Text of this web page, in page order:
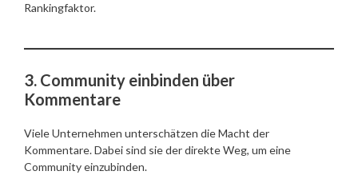
Rankingfaktor.
3. Community einbinden über
Kommentare
Viele Unternehmen unterschätzen die Macht der
Kommentare. Dabei sind sie der direkte Weg, um eine
Community einzubinden.